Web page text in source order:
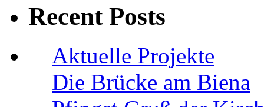
Recent Posts
Aktuelle Projekte
Die Brücke am Biena